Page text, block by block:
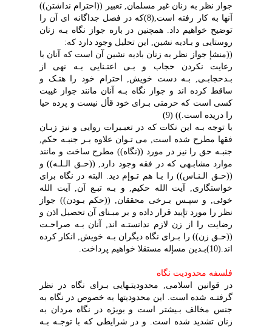
جواز نظر به زنان غیر مسلمان, تعبیر ((احترام نداشتن))
آنها به کار رفته است,(8)که در فصل جداگانه اى آن را
توضیح خواهیم داد. همچنین در باره جواز نگاه بـه زنان
روستایى و بـادیه نشین, این تحلیل وجود دارد که:
((منشإ جواز نظر به زنان بادیه نشین آن است که آنان با
رعایت نکردن حجاب و بـى اعتـنایى بـه نهى از
بـدحجابـى, بـه دست خویش, احترام خود را هتـک و
ساقط کرده اند و جواز نگاه بـه آنان مانند جواز غیبت
کسى است که حرمتى بـراى خود قأل نیست و پرده حیا
را دریده است.)) (9)
با توجه بـه این نکات که در تعبـیرات روایى و نیز زبـان
فقها مطرح شده است, مى تـوان علاوه بـر جنبـه حکم,
جنبـه حق را نیز در مورد ((نگاه)) مطرح ساخت و مانند
موارد مشابـهى که در فقه وجود دارد, ((حـق الـلـه)) و
((حـق الـنـاس)) را بـا هم تـوإم دید. البته در نگاه براى
خواستگارى, آیت الله حکیم, و بـه تبـع آن, آیت الله
خوئى, و سپـس بـرخى محققان, ((حکم بـودن)) جواز
نظر را مورد تإیید قرار داده و بر مبـناى آن تحصیل اذن و
رضایت را از زن لازم ندانستـه اند, آنان بـه صراحـت
((حـق زن)) را بـراى نگاه دیگران بـه خویش, انکار کرده
اند.(10)بـدین مسإله مستقلا خواهیم پرداخت.
فلسفه محدودیت نگاه
در قوانین اسلامى, محدودیتـهایى بـراى نگاه در نظر
گرفتـه شده است. این محدودیتها به خصوص در نگاه به
جنس مخالف بـیشتر است و بویژه در نگاه مردان به
زنان تشدید شده است. و در شرایطى که با توجـه بـه